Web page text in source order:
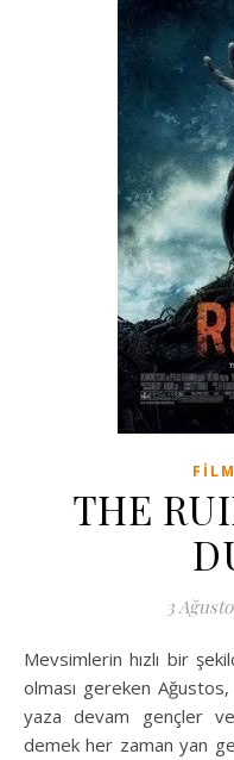
THE
3
Mevsimlerin hızlı bir şekilde kaymasının sonucu yazın sonu
olması gereken Ağustos,
yaza devam gençler
demek her zaman yan